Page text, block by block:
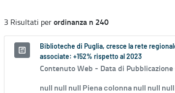
3 Risultati perordinanza n 240
Biblioteche di Puglia, cresce la rete
associate: +152% rispetto al 2023
Contenuto Web - Data di
null null null Piena colonna null null